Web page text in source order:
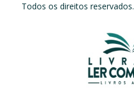
Todos os direitos reservados.